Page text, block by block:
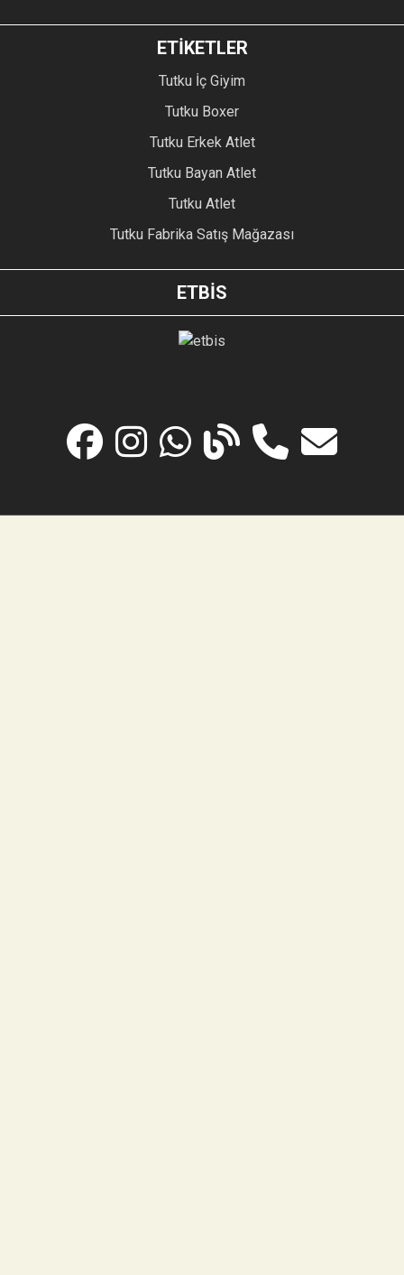
ETİKETLER
Tutku İç Giyim
Tutku Boxer
Tutku Erkek Atlet
Tutku Bayan Atlet
Tutku Atlet
Tutku Fabrika Satış Mağazası
ETBİS